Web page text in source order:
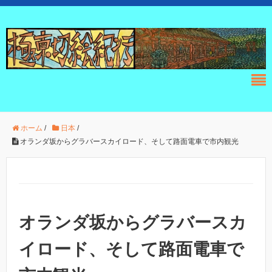
ホーム / 日本 /
オランダ坂からグラバースカイロード、そして路面電車で市内観光
オランダ坂からグラバースカ
イロード、そして路面電車で